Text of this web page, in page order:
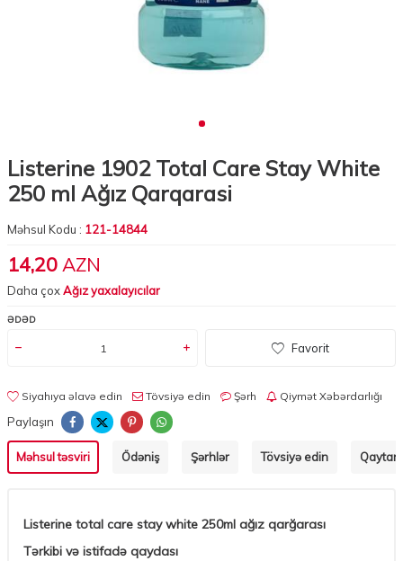
Listerine 1902 Total Care Stay White
250 ml Ağız Qarqarasi
Məhsul Kodu : 121-14844
14,20 AZN
Daha çoxAğız yaxalayıcılar
ƏDƏD
Favorit
Siyahıya əlavə edin Tövsiyə edin Şərh Qiymət Xəbərdarlığı
Paylaşın
Məhsul təsviri Ödəniş Şərhlər Tövsiyə edin
Listerine total care stay white 250ml ağız qarğarası
Tərkibi və istifadə qaydası